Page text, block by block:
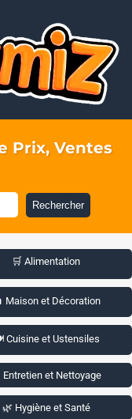
Prix, Ventes
Rechercher
🛒 Alimentation
Maison et Décoration
et Ustensiles
Entretien et Nettoyage
🌿 Hygiène et Santé